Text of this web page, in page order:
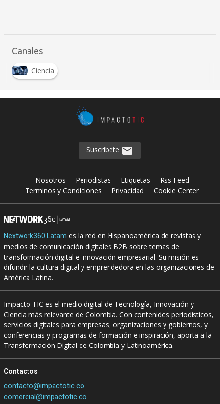
Canales
Ciencia
Suscríbete
Nosotros Periodistas Etiquetas
Rss Feed
Terminos y Condiciones
Privacidad Cookie Center
Nextwork360 Latam es la red en Hispanoamérica de revistas y
medios de comunicación digitales B2B sobre temas de
transformación digital e innovación empresarial. Su misión es
difundir la cultura digital y emprendedora en las organizaciones de
América Latina.
Impacto TIC es el medio digital de Tecnología, Innovación y
Ciencia más relevante de Colombia. Con contenidos periodísticos,
servicios digitales para empresas, organizaciones y gobiernos, y
conferencias y programas de formación e inspiración, aporta a la
Transformación Digital de Colombia y Latinoamérica.
Contactos
contacto@impactotic.co
comercial@impactotic.co